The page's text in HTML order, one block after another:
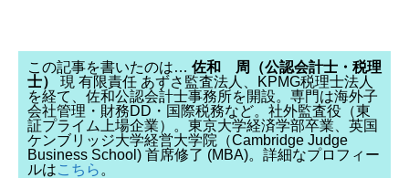
この記事を書いたのは… 佐和 周（公認会計士・税理
士）
現 有限責任 あずさ監査法人、KPMG税理士法人
を経て、佐和公認会計士事務所を開設。専門は海外子
会社管理・財務DD・国際税務など。社外監査役（東
証プライム上場企業）。東京大学経済学部卒業、英国
ケンブリッジ大学経営大学院（Cambridge Judge
Business School) 首席修了 (MBA)。詳細なプロフィー
ルはこちら 。